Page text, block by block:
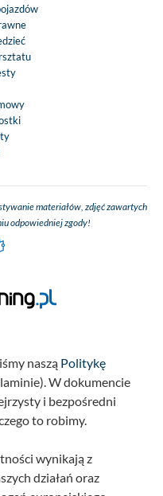
materiałów, zdjęć zawartych
odpowiedniej zgody!
naszą Politykę
W dokumencie
i bezpośredni
to robimy.
wynikają z
działań oraz